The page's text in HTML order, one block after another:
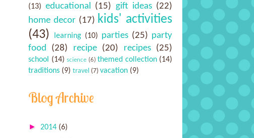
(13) educational (15) gift ideas (22)
home decor (17) kids' activities
(43)
learning (10) parties (25) party
food
(28) recipe (20) recipes (25)
school (14) science (6) themed collection (14)
traditions (9) travel (7) vacation (9)
Blog Archive
► 2014 (6)